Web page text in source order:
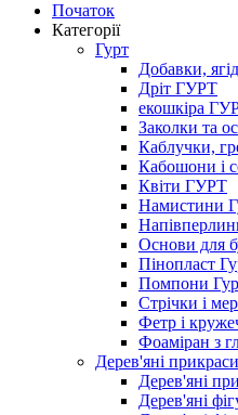
Початок
Категорії
Гурт
Добавки,
Дріт ГУРТ
екошкіра
Заколки та
Каблучки,
Кабошони і
Квіти ГУРТ
Намистини
Основи для
Пінопласт
Помпони
Стрічки і
Фетр і
Фоаміран з
Дерев'яні прикраси
Дерев'яні
Дерев'яні